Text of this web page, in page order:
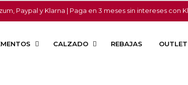
Paypal y Klarna | Paga en 3 meses sin intereses con
CALZADO REBAJAS OUTLET